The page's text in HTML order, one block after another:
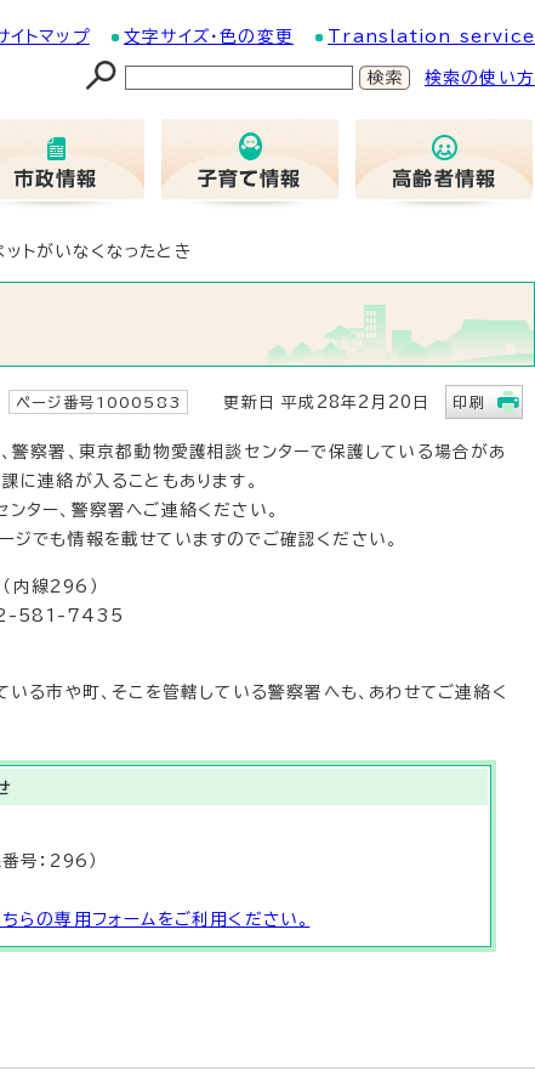
イトマップ 文字サイズ・色の変更 Translation service
検索の使い方
トがいなくなったとき
ページ番号1000583 更新日 平成28年2月20日 印刷
警察署、東京都動物愛護相談センターで保護している場合があ
に連絡が入ることもあります。
ター、警察署へご連絡ください。
ジでも情報を載せていますのでご確認ください。
線296）
581-7435
いる市や町、そこを管轄している警察署へも、あわせてご連絡く
号：296）
らの専用フォームをご利用ください。